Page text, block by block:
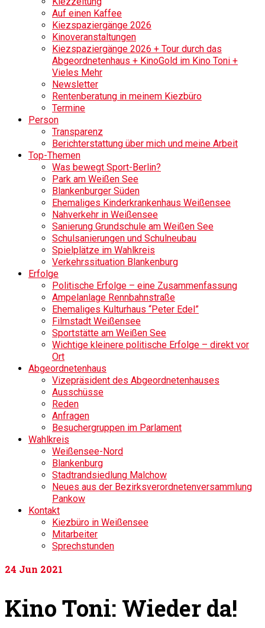
Auf einen Kaffee
Kiezspaziergänge 2026
Kinoveranstaltungen
Kiezspaziergänge 2026 + Tour durch das
Abgeordnetenhaus + KinoGold im Kino Toni +
Vieles Mehr
Newsletter
Rentenberatung in meinem Kiezbüro
Termine
Person
Transparenz
Berichterstattung über mich und meine Arbeit
Top-Themen
Was bewegt Sport-Berlin?
Park am Weißen See
Blankenburger Süden
Ehemaliges Kinderkrankenhaus Weißensee
Nahverkehr in Weißensee
Sanierung Grundschule am Weißen See
Schulsanierungen und Schulneubau
Spielplätze im Wahlkreis
Verkehrssituation Blankenburg
Erfolge
Politische Erfolge – eine Zusammenfassung
Ampelanlage Rennbahnstraße
Ehemaliges Kulturhaus “Peter Edel”
Filmstadt Weißensee
Sportstätte am Weißen See
Wichtige kleinere politische Erfolge – direkt vor
Ort
Abgeordnetenhaus
Vizepräsident des Abgeordnetenhauses
Ausschüsse
Reden
Anfragen
Besuchergruppen im Parlament
Wahlkreis
Weißensee-Nord
Blankenburg
Stadtrandsiedlung Malchow
Neues aus der Bezirksverordnetenversammlung
Pankow
Kontakt
Kiezbüro in Weißensee
Mitarbeiter
Sprechstunden
24 Jun 2021
Kino Toni: Wieder da!